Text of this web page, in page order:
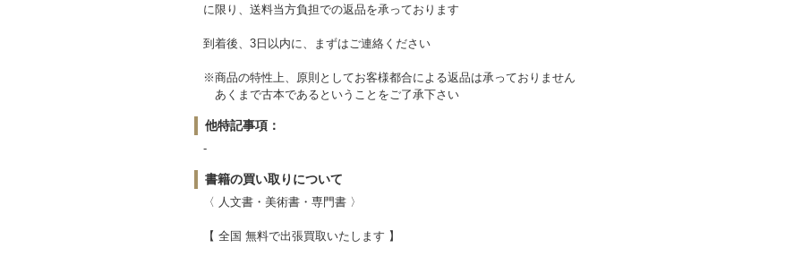
に限り、送料当方負担での返品を承っております
到着後、3日以内に、まずはご連絡ください
※商品の特性上、原則としてお客様都合による返品は承っておりません
あくまで古本であるということをご了承下さい
他特記事項：
-
書籍の買い取りについて
〈 人文書・美術書・専門書 〉
【 全国 無料で出張買取いたします 】